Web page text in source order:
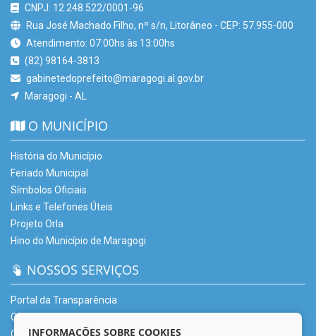
CNPJ: 12.248.522/0001-96
Rua José Machado Filho, nº s/n, Litorâneo - CEP: 57.955-000
Atendimento: 07:00hs às 13:00hs
(82) 98164-3813
gabinetedoprefeito@maragogi.al.gov.br
Maragogi - AL
O MUNICÍPIO
História do Município
Feriado Municipal
Símbolos Oficiais
Links e Telefones Úteis
Projeto Orla
Hino do Município de Maragogi
NOSSOS SERVIÇOS
Portal da Transparência
Carta de Serviços – CSU
INFORMAÇÕES SOBRE COOKIES